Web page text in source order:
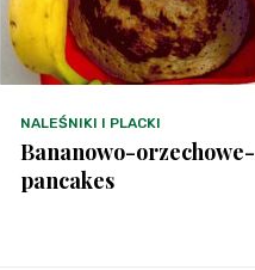
NALEŚNIKI I PLACKI
Bananowo-orzechowe-
pancakes